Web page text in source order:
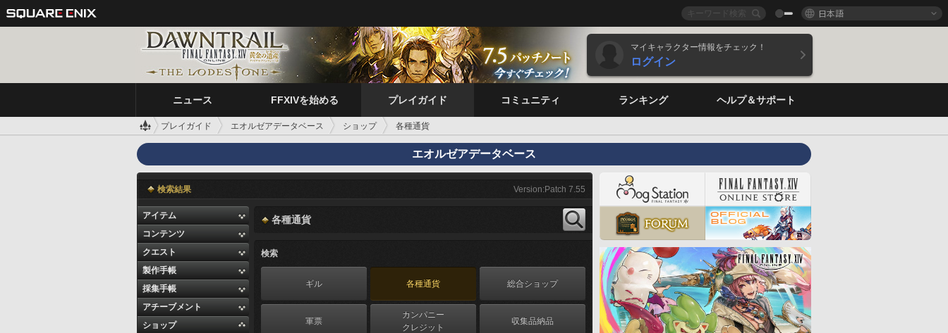
日本語
マイキャラクター情報をチェック！
ログイン
ニュース FFXIVを始める プレイガイド コミュニティ ランキング ヘルプ＆サポート
プレイガイド エオルゼアデータベース ショップ 各種通貨
エオルゼアデータベース
検索結果 Version:Patch 7.55
アイテム
コンテンツ
クエスト
製作手帳
採集手帳
アチーブメント
ショップ
各種通貨
検索
ギル 各種通貨 総合ショップ
軍票
カンパニー
クレジット
収集品納品